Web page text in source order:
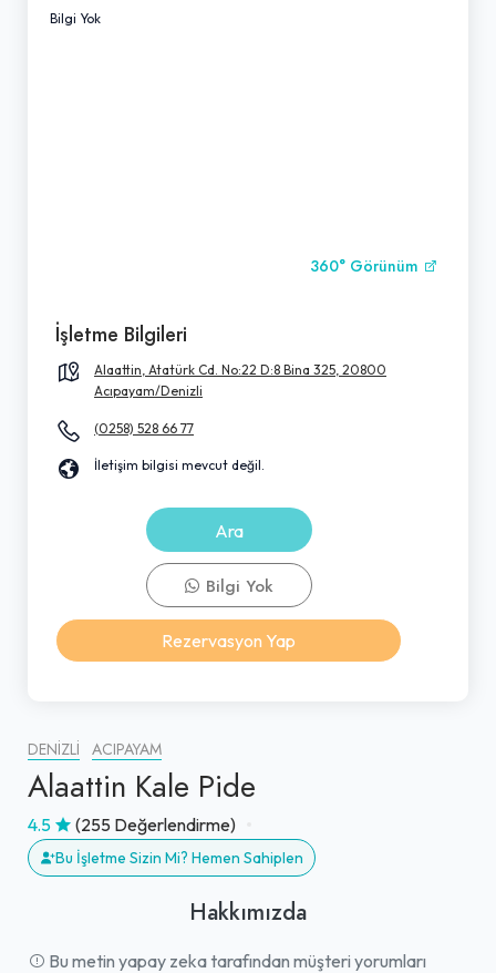
DENIZLI ACIPAYAM
Alaattin Kale Pide
4.5 (255 Değerlendirme)
Bu İşletme Sizin Mi? Hemen Sahiplen
Hakkımızda
Bu metin yapay zeka tarafından müşteri yorumları
Bilgi Yok
360° Görünüm
İşletme Bilgileri
Alaattin, Atatürk Cd. No:22 D:8 Bina 325, 20800
Acıpayam/Denizli
(0258) 528 66 77
İletişim bilgisi mevcut değil.
Ara
Bilgi Yok
Rezervasyon Yap